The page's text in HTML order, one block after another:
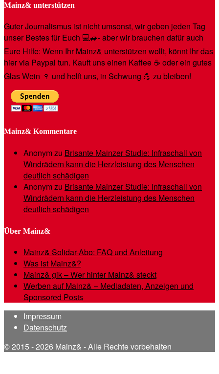
Mainz& unterstützen
Guter Journalismus ist nicht umsonst, wir geben jeden Tag
unser Bestes für Euch 💻🚙- aber wir brauchen dafür auch
Eure Hilfe: Wenn Ihr Mainz& unterstützen wollt, könnt Ihr das
hier via Paypal tun. Kauft uns einen Kaffee ☕️ oder ein gutes
Glas Wein 🍷 und helft uns, in Schwung 💪 zu bleiben!
Mainz& Kommentare
Anonymzu Brisante Mainzer Studie: Infraschall von
Windrädern kann die Herzleistung des Menschen
deutlich schädigen
Anonymzu Brisante Mainzer Studie: Infraschall von
Windrädern kann die Herzleistung des Menschen
deutlich schädigen
Über Mainz&
Mainz& Solidar-Abo: FAQ und Anleitung
Was ist Mainz&?
Mainz& gik – Wer hinter Mainz& steckt
Werben auf Mainz& – Mediadaten, Anzeigen und
Sponsored Posts
Impressum
Datenschutz
© 2015 - 2026 Mainz& - Alle Rechte vorbehalten